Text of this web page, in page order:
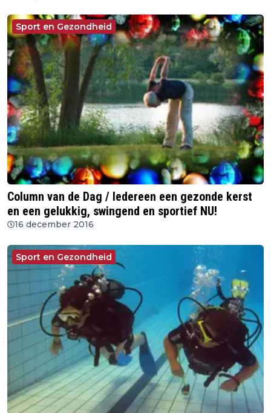
Sport en Gezondheid
Column van de Dag / Iedereen een gezonde kerst
en een gelukkig, swingend en sportief NU!
16 december 2016
Sport en Gezondheid